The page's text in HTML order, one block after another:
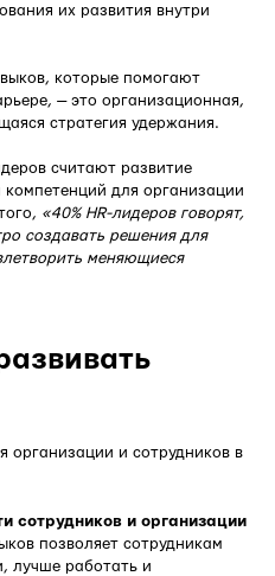
их развития внутри
которые помогают
— это организационная,
стратегия удержания.
считают развитие
для организации
«40% HR-лидеров говорят,
создавать решения для
меняющиеся
организации и сотрудников в
сотрудников и организации
позволяет сотрудникам
лучше работать и